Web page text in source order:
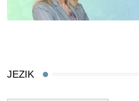
JEZIK